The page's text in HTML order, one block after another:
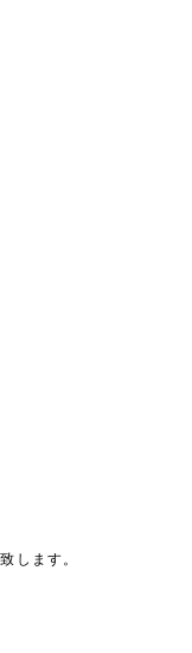
します。